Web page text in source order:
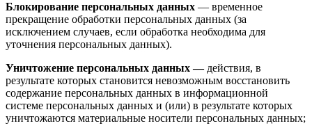
Блокирование персональных данных — временное
прекращение обработки персональных данных (за
исключением случаев, если обработка необходима для
уточнения персональных данных).
Уничтожение персональных данных — действия, в
результате которых становится невозможным восстановить
содержание персональных данных в информационной
системе персональных данных и (или) в результате которых
уничтожаются материальные носители персональных данных;